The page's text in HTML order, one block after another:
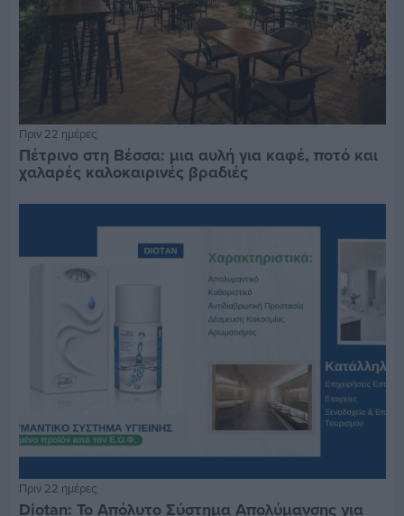
Πριν 22 ημέρες
Πέτρινο στη Βέσσα: μια αυλή για καφέ, ποτό και
χαλαρές καλοκαιρινές βραδιές
Πριν 22 ημέρες
Diotan: Το Απόλυτο Σύστημα Απολύμανσης για